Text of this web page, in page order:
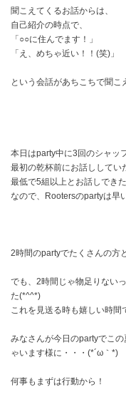
聞こえてくるお話からは、
自己紹介の時点で、
「○○に住んでます！」
「え、めちゃ近い！！(笑)」
という会話があちこちで聞
本日はparty中に3回のシャッ
最初の乾杯前にお話ししてい
最低で5組以上とお話しでき
なので、Rootersのpartyは早
2時間のpartyでたくさんの方
でも、2時間じゃ物足りない
た(*^^*)
これを見送る時も嬉しい時間
みなさんが今日のpartyでこ
ゃいます様に・・・(*´ω｀*)
何事もまずは行動から！